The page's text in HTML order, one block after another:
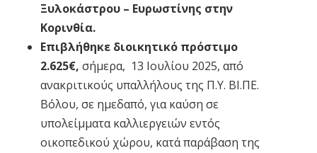
Ξυλοκάστρου – Ευρωστίνης στην
Κορινθία.
Επιβλήθηκε διοικητικό πρόστιμο
2.625€, σήμερα, 13 Ιουλίου 2025, από
ανακριτικούς υπαλλήλους της Π.Υ. ΒΙ.ΠΕ.
Βόλου, σε ημεδαπό, για καύση σε
υπολείμματα καλλιεργειών εντός
οικοπεδικού χώρου, κατά παράβαση της